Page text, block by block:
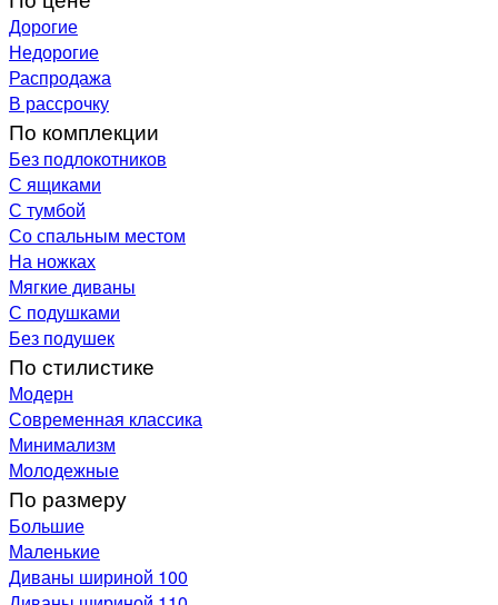
Дорогие
Недорогие
Распродажа
В рассрочку
По комплекции
Без подлокотников
С ящиками
С тумбой
Со спальным местом
На ножках
Мягкие диваны
С подушками
Без подушек
По стилистике
Модерн
Современная классика
Минимализм
Молодежные
По размеру
Большие
Маленькие
Диваны шириной 100